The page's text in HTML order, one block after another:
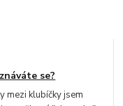
se?
mezi klubíčky jsem